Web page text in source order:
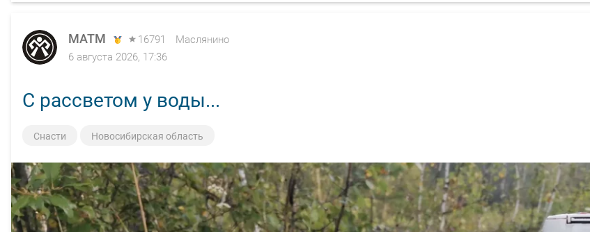
MATM 16791
Маслянино
6 августа 2026, 17:36
С рассветом у воды...
Снасти Новосибирская область